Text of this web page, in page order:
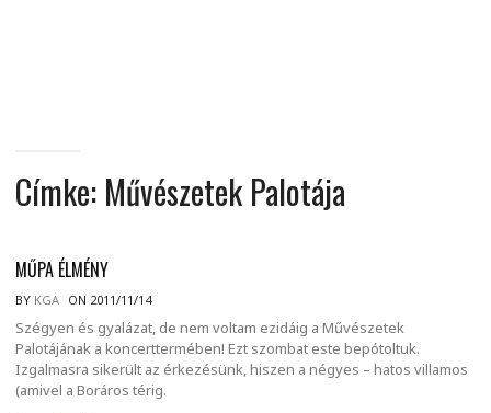
Címke: Művészetek Palotája
MŰPA ÉLMÉNY
BY KGA ON 2011/11/14
Szégyen és gyalázat, de nem voltam ezidáig a Művészetek
Palotájának a koncerttermében! Ezt szombat este bepótoltuk.
Izgalmasra sikerült az érkezésünk, hiszen a négyes – hatos villamos
(amivel a Boráros térig.